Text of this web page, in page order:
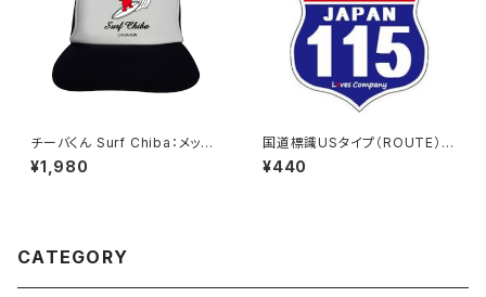
チーバくん Surf Chiba：メッシ
ュキャップ（Aホワイト）
¥1,980
国道標識USタイプ（ROUTE）ス
テッカー 115号線
¥440
CATEGORY